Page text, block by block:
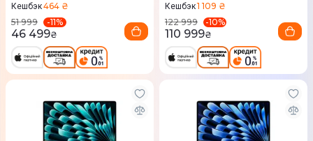
Кешбэк464 ₴
51 999
-11%
46 499₴
Кешбэк1 109 ₴
122 999
-10%
110 999₴